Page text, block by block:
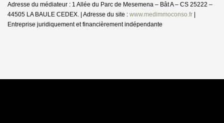
Adresse du médiateur : 1 Allée du Parc de Mesemena – Bât A – CS 25222 –
44505 LA BAULE CEDEX. | Adresse du site : www.medimmoconso.fr |
Entreprise juridiquement et financièrement indépendante